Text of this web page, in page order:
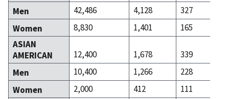
Men
42,486 4,128
327
Women
8,830 1,401
165
ASIAN
AMERICAN
12,400 1,678
339
Men
10,400 1,266
228
Women
2,000 412
111